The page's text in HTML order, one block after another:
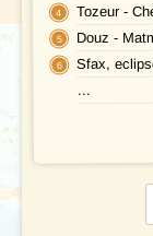
Tozeur -
Douz -
Sfax,
...